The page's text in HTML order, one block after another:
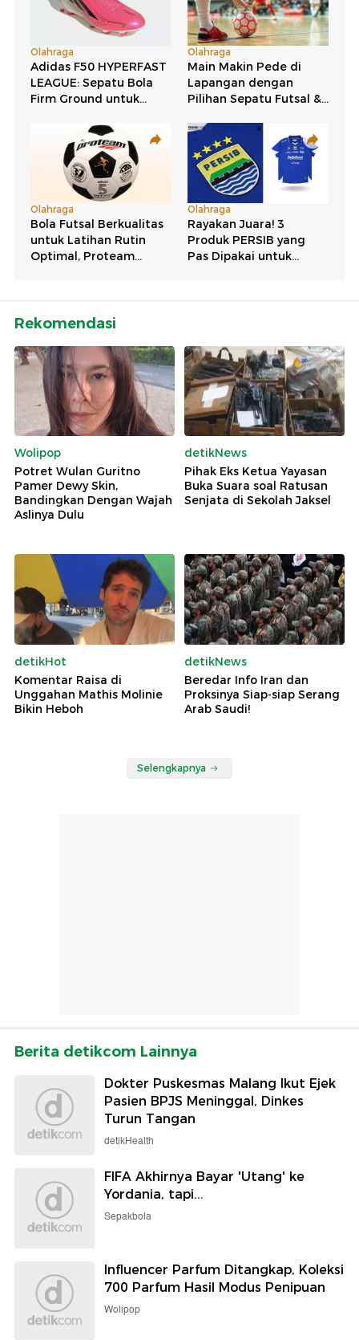
Rekomendasi
Wolipop
Potret Wulan Guritno
Pamer Dewy Skin,
Bandingkan Dengan Wajah
Aslinya Dulu
detikNews
Pihak Eks Ketua Yayasan
Buka Suara soal Ratusan
Senjata di Sekolah Jaksel
detikHot
Komentar Raisa di
Unggahan Mathis Molinie
Bikin Heboh
detikNews
Beredar Info Iran dan
Proksinya Siap-siap Serang
Arab Saudi!
Selengkapnya
Berita detikcom Lainnya
Dokter Puskesmas Malang Ikut Ejek
Pasien BPJS Meninggal, Dinkes
Turun Tangan
detikHealth
FIFA Akhirnya Bayar 'Utang' ke
Yordania, tapi...
Sepakbola
Influencer Parfum Ditangkap, Koleksi
700 Parfum Hasil Modus Penipuan
Wolipop